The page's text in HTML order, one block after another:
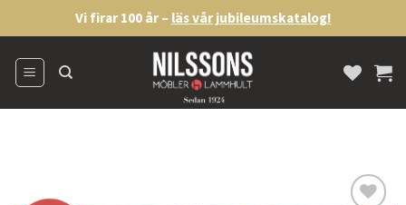
to
content
Vi firar 100 år – läs vår jubileumskatalog!